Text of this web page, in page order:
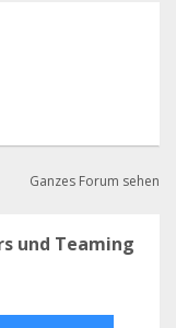
Ganzes Forum sehen
und Teaming